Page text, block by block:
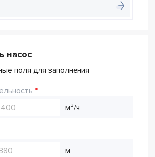
насос
поля для заполнения
м³/ч
м